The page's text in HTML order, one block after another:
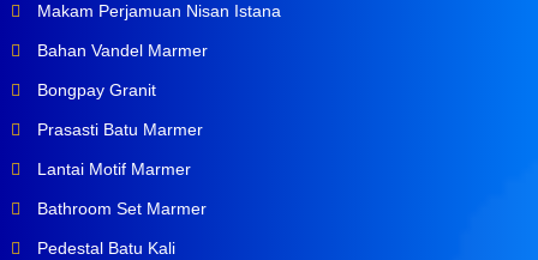
Makam Perjamuan Nisan Istana
Bahan Vandel Marmer
Bongpay Granit
Prasasti Batu Marmer
Lantai Motif Marmer
Bathroom Set Marmer
Pedestal Batu Kali